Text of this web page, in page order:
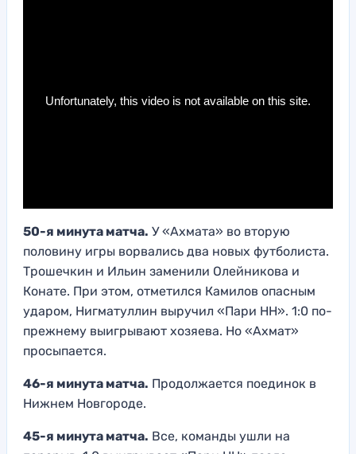
50-я минута матча. У «Ахмата» во вторую
половину игры ворвались два новых футболиста.
Трошечкин и Ильин заменили Олейникова и
Конате. При этом, отметился Камилов опасным
ударом, Нигматуллин выручил «Пари НН». 1:0 по-
прежнему выигрывают хозяева. Но «Ахмат»
просыпается.
46-я минута матча. Продолжается поединок в
Нижнем Новгороде.
45-я минута матча. Все, команды ушли на